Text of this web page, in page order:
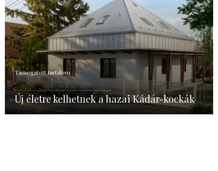
Támogatott tartalom
Új életre kelhetnek a hazai Kádár-kockák